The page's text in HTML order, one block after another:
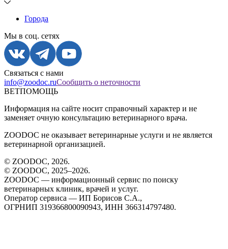
Города
Мы в соц. сетях
Связаться с нами
info@zoodoc.ruСообщить о неточности
ВЕТПОМОЩЬ
Информация на сайте носит справочный характер и не
заменяет очную консультацию ветеринарного врача.
ZOODOC не оказывает ветеринарные услуги и не является
ветеринарной организацией.
© ZOODOC, 2026.
© ZOODOC, 2025–2026.
ZOODOC — информационный сервис по поиску
ветеринарных клиник, врачей и услуг.
Оператор сервиса — ИП Борисов С.А.,
ОГРНИП 319366800090943, ИНН 366314797480.